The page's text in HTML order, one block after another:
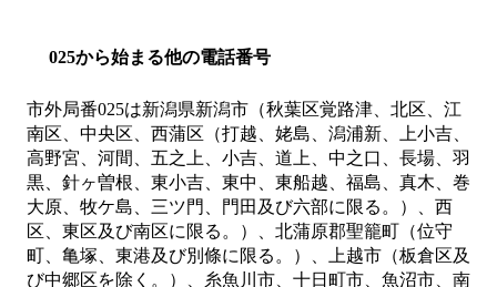
025から始まる他の電話番号
市外局番025は新潟県新潟市（秋葉区覚路津、北区、江
南区、中央区、西蒲区（打越、姥島、潟浦新、上小吉、
高野宮、河間、五之上、小吉、道上、中之口、長場、羽
黒、針ヶ曽根、東小吉、東中、東船越、福島、真木、巻
大原、牧ケ島、三ツ門、門田及び六部に限る。）、西
区、東区及び南区に限る。）、北蒲原郡聖籠町（位守
町、亀塚、東港及び別條に限る。）、上越市（板倉区及
び中郷区を除く。）、糸魚川市、十日町市、魚沼市、南